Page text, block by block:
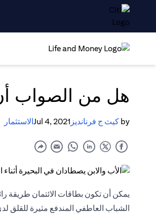
هل من الصواب
by كيث ج فرنانديز Jul 4, 2021الاستثمار
يمكن أن تكون بطاقات الائتمان طريقة
الشباب العاطفي المندفع مثيرة للقلق